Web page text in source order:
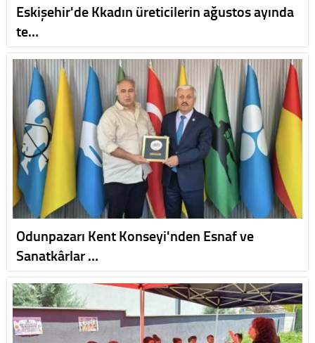
Eskişehir'de Kkadın üreticilerin ağustos ayında
te…
Odunpazarı Kent Konseyi'nden Esnaf ve
Sanatkârlar …